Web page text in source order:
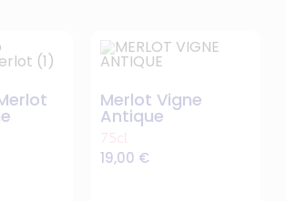
Merlot Vigne
Antique
75cl
19,00 €